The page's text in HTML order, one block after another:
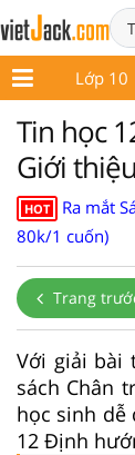
9 Lớp 10
Tin học
Giới
HOT
Ra mắt
80k/1 cuốn)
Trang
Với giải bài
sách Chân
học sinh dễ
12 Định